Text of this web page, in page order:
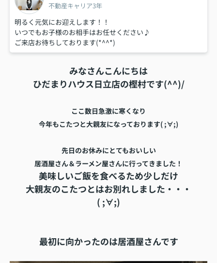
不動産キャリア3年
明るく元気にお迎えします！！
いつでもお子様のお相手はお任せください♪
ご来店お待ちしております(*^^*)
みなさんこんにちは
ひだまりハウス日立店の樫村です(^^)/
ここ数日急激に寒くなり
今年もこたつと大親友になっております( ;∀;)
先日のお休みにとてもおいしい
居酒屋さん＆ラーメン屋さんに行ってきました！
美味しいご飯を食べるため少しだけ
大親友のこたつとはお別れしました・・・
( ;∀;)
最初に向かったのは居酒屋さんです